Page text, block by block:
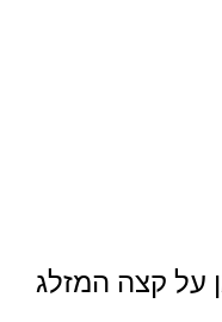
על קצה המזלג